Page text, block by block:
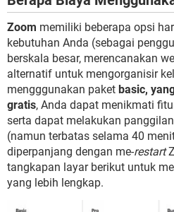
Zoom memiliki beberapa opsi
kebutuhan Anda (sebagai
berskala besar, merencanakan
alternatif untuk mengorganisir
mengggunakan paket basic,
gratis, Anda dapat menikmati
serta dapat melakukan
(namun terbatas selama 40
diperpanjang dengan me-restart
tangkapan layar berikut untuk
yang lebih lengkap.